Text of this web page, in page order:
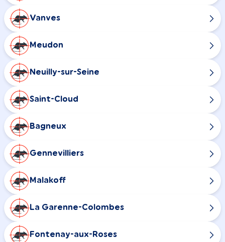
Vanves
Meudon
Neuilly-sur-Seine
Saint-Cloud
Bagneux
Gennevilliers
Malakoff
La Garenne-Colombes
Fontenay-aux-Roses